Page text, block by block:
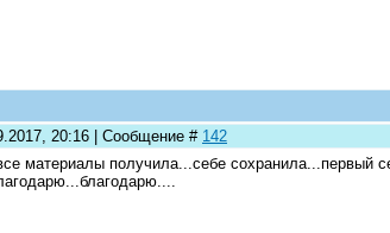
20:16 | Сообщение # 142
материалы получила...себе сохранила...первый